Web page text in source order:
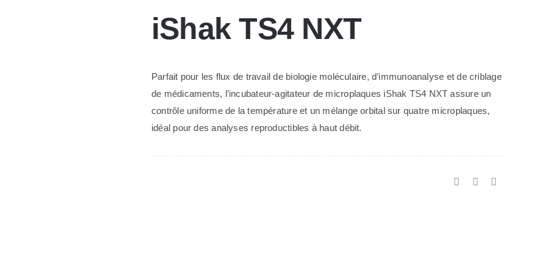
+
Microplaques
(x4)
iShak TS4 NXT
Parfait pour les flux de travail de biologie moléculaire, d’immunoanalyse et de criblage
de médicaments, l’incubateur-agitateur de microplaques iShak TS4 NXT assure un
contrôle uniforme de la température et un mélange orbital sur quatre microplaques,
idéal pour des analyses reproductibles à haut débit.